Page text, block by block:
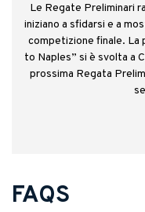
Le Regate Preliminari
iniziano a sfidarsi e a
competizione finale. La
to Naples” si è svolta a
prossima Regata
FAQS